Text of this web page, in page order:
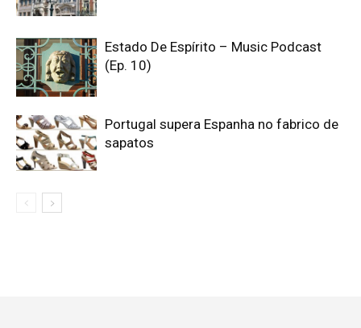
Estado De Espírito – Music Podcast
(Ep. 10)
Portugal supera Espanha no fabrico de
sapatos